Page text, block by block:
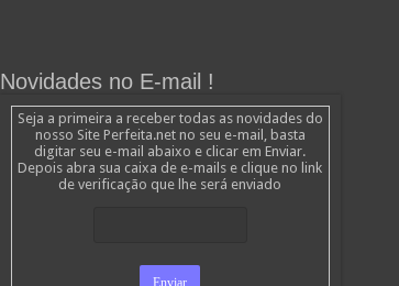
Novidades no E-mail !
Seja a primeira a receber todas as novidades do
nosso Site Perfeita.net no seu e-mail, basta
digitar seu e-mail abaixo e clicar em Enviar.
Depois abra sua caixa de e-mails e clique no link
de verificação que lhe será enviado